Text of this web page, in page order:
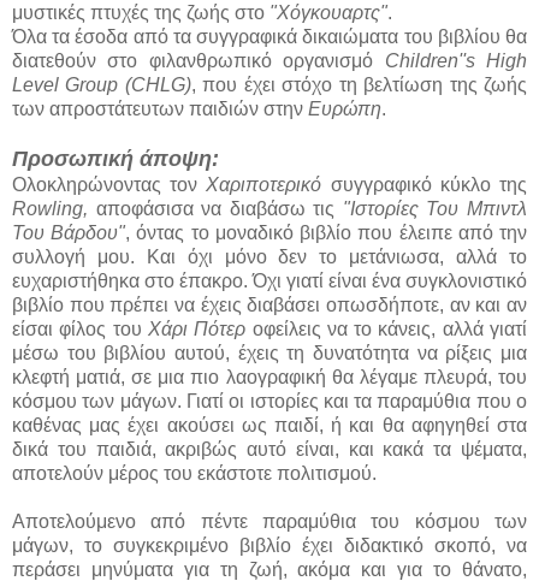
μυστικές πτυχές της ζωής στο "Χόγκουαρτς".
Όλα τα έσοδα από τα συγγραφικά δικαιώματα του βιβλίου θα
διατεθούν στο φιλανθρωπικό οργανισμό Children''s High
Level Group (CHLG), που έχει στόχο τη βελτίωση της ζωής
των απροστάτευτων παιδιών στην Ευρώπη.
Προσωπική άποψη:
Ολοκληρώνοντας τονΧαριποτερικό συγγραφικό κύκλο της
Rowling, αποφάσισα να διαβάσω τις "Ιστορίες Του Μπιντλ
Του Βάρδου", όντας το μοναδικό βιβλίο που έλειπε από την
συλλογή μου. Και όχι μόνο δεν το μετάνιωσα, αλλά το
ευχαριστήθηκα στο έπακρο. Όχι γιατί είναι ένα συγκλονιστικό
βιβλίο που πρέπει να έχεις διαβάσει οπωσδήποτε, αν και αν
είσαι φίλος του Χάρι Πότερ οφείλεις να το κάνεις, αλλά γιατί
μέσω του βιβλίου αυτού, έχεις τη δυνατότητα να ρίξεις μια
κλεφτή ματιά, σε μια πιο λαογραφική θα λέγαμε πλευρά, του
κόσμου των μάγων. Γιατί οι ιστορίες και τα παραμύθια που ο
καθένας μας έχει ακούσει ως παιδί, ή και θα αφηγηθεί στα
δικά του παιδιά, ακριβώς αυτό είναι, και κακά τα ψέματα,
αποτελούν μέρος του εκάστοτε πολιτισμού.
Αποτελούμενο από πέντε παραμύθια του κόσμου των
μάγων, το συγκεκριμένο βιβλίο έχει διδακτικό σκοπό, να
περάσει μηνύματα για τη ζωή, ακόμα και για το θάνατο,